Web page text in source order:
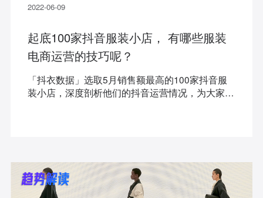
2022-06-09
起底100家抖音服装小店， 有哪些服装
电商运营的技巧呢？
「抖衣数据」选取5月销售额最高的100家抖音服
装小店，深度剖析他们的抖音运营情况，为大家总